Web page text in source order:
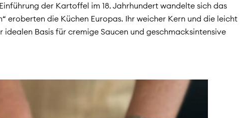
der Kartoffel im 18. Jahrhundert wandelte sich das
eroberten die Küchen Europas. Ihr weicher Kern und die leicht
Basis für cremige Saucen und geschmacksintensive